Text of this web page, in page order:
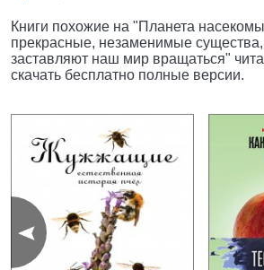
Книги похожие на "Планета
прекрасные, незаменимые
заставляют наш мир вращаться"
скачать бесплатно полные версии.